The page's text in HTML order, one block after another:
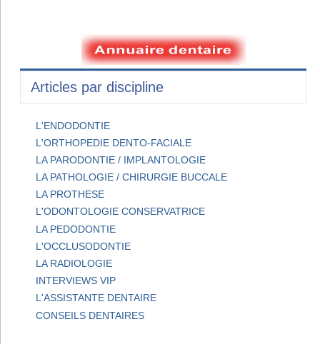
Articles par discipline
L'ENDODONTIE
L'ORTHOPEDIE DENTO-FACIALE
LA PARODONTIE / IMPLANTOLOGIE
LA PATHOLOGIE / CHIRURGIE BUCCALE
LA PROTHESE
L'ODONTOLOGIE CONSERVATRICE
LA PEDODONTIE
L'OCCLUSODONTIE
LA RADIOLOGIE
INTERVIEWS VIP
L'ASSISTANTE DENTAIRE
CONSEILS DENTAIRES